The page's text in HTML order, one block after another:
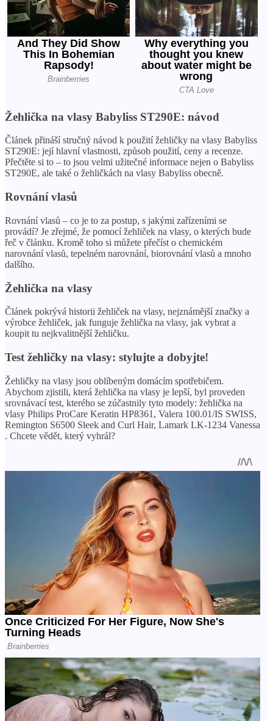
Žehlička na vlasy Babyliss ST290E: návod
Článek přináší stručný návod k použití žehličky na vlasy Babyliss
ST290E: její hlavní vlastnosti, způsob použití, ceny a recenze.
Přečtěte si to – to jsou velmi užitečné informace nejen o Babyliss
ST290E, ale také o žehličkách na vlasy Babyliss obecně.
Rovnání vlasů
Rovnání vlasů – co je to za postup, s jakými zařízeními se
provádí? Je zřejmé, že pomocí žehliček na vlasy, o kterých bude
řeč v článku. Kromě toho si můžete přečíst o chemickém
narovnání vlasů, tepelném narovnání, biorovnání vlasů a mnoho
dalšího.
Žehlička na vlasy
Článek pokrývá historii žehliček na vlasy, nejznámější značky a
výrobce žehliček, jak funguje žehlička na vlasy, jak vybrat a
koupit tu nejkvalitnější žehličku.
Test žehličky na vlasy: stylujte a dobyjte!
Žehličky na vlasy jsou oblíbeným domácím spotřebičem.
Abychom zjistili, která žehlička na vlasy je lepší, byl proveden
srovnávací test, kterého se zúčastnily tyto modely: žehlička na
vlasy Philips ProCare Keratin HP8361, Valera 100.01/IS SWISS,
Remington S6500 Sleek and Curl Hair, Lamark LK-1234 Vanessa
. Chcete vědět, který vyhrál?